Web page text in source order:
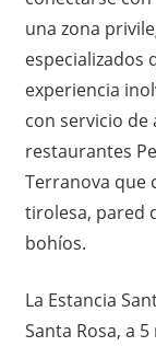
una zona
especializados
experiencia
con servicio de
restaurantes
Terranova que
tirolesa, pared
bohíos.
La Estancia
Santa Rosa, a